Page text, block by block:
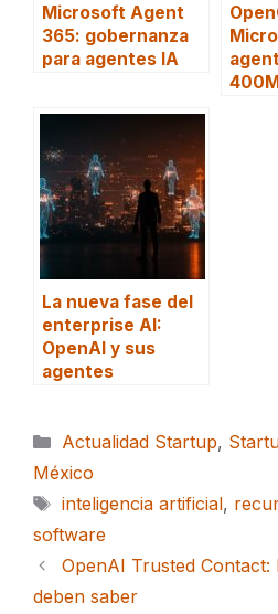
Microsoft Agent
365: gobernanza
para agentes IA
La nueva fase del
enterprise AI:
OpenAI y sus
agentes
Categorías
Actualidad Startup,
México
Etiquetas
inteligencia artificial,
software
OpenAI Trusted
deben saber